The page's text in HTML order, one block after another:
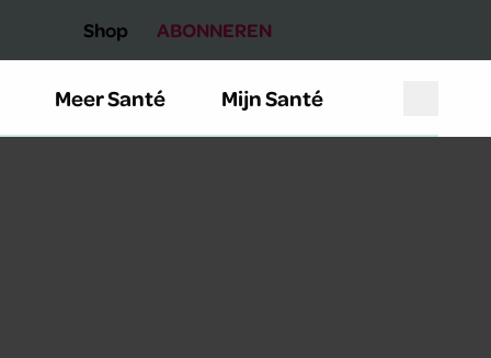
Shop ABONNEREN
Meer Santé Mijn Santé